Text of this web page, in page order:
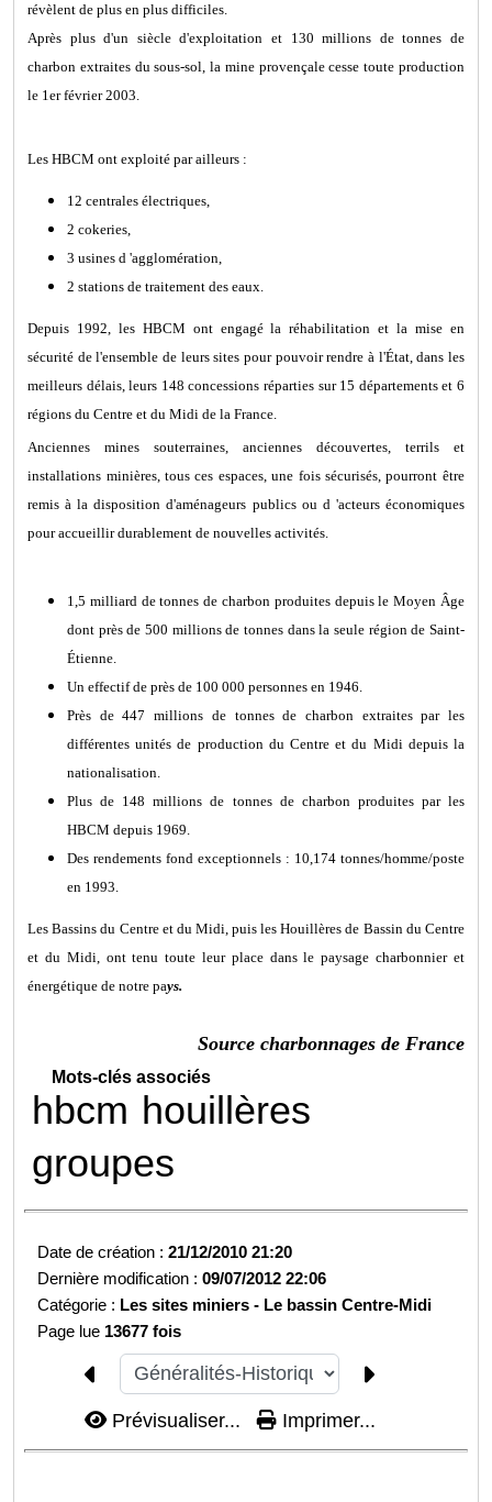
révèlent de plus en plus difficiles.
Après plus d'un siècle d'exploitation et 130 millions de tonnes de
charbon extraites du sous-sol, la mine provençale cesse toute production
le 1er février 2003.
Les HBCM ont exploité par ailleurs :
12 centrales électriques,
2 cokeries,
3 usines d 'agglomération,
2 stations de traitement des eaux.
Depuis 1992, les HBCM ont engagé la réhabilitation et la mise en
sécurité de l'ensemble de leurs sites pour pouvoir rendre à l'État, dans les
meilleurs délais, leurs 148 concessions réparties sur 15 départements et 6
régions du Centre et du Midi de la France.
Anciennes mines souterraines, anciennes découvertes, terrils et
installations minières, tous ces espaces, une fois sécurisés, pourront être
remis à la disposition d'aménageurs publics ou d 'acteurs économiques
pour accueillir durablement de nouvelles activités.
1,5 milliard de tonnes de charbon produites depuis le Moyen Âge
dont près de 500 millions de tonnes dans la seule région de Saint-
Étienne.
Un effectif de près de 100 000 personnes en 1946.
Près de 447 millions de tonnes de charbon extraites par les
différentes unités de production du Centre et du Midi depuis la
nationalisation.
Plus de 148 millions de tonnes de charbon produites par les
HBCM depuis 1969.
Des rendements fond exceptionnels : 10,174 tonnes/homme/poste
en 1993.
Les Bassins du Centre et du Midi, puis les Houillères de Bassin du Centre
et du Midi, ont tenu toute leur place dans le paysage charbonnier et
énergétique de notre pays.
Source charbonnages de France
Mots-clés associés
hbcm houillères
groupes
Date de création :21/12/2010 21:20
Dernière modification :09/07/2012 22:06
Catégorie : Les sites miniers - Le bassin Centre-Midi
Page lue 13677 fois
Prévisualiser... Imprimer...